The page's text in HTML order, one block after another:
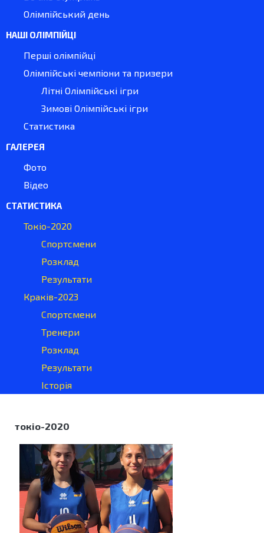
Олімпійський день
НАШІ ОЛІМПІЙЦІ
Перші олімпійці
Олімпійські чемпіони та призери
Літні Олімпійські ігри
Зимові Олімпійські ігри
Статистика
ГАЛЕРЕЯ
Фото
Відео
СТАТИСТИКА
Токіо-2020
Спортсмени
Розклад
Результати
Краків-2023
Спортсмени
Тренери
Розклад
Результати
Історія
токіо-2020